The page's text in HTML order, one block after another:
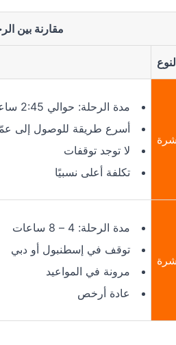
مقارنة بين
مدة الرحلة: حوالي 2:45 ساعة
أسرع طريقة للوصول إلى
لا توجد توقفات
تكلفة أعلى نسبيًا
مدة الرحلة: 4 – 8 ساعات
توقف في إسطنبول أو دبي
مرونة في المواعيد
عادة أرخص